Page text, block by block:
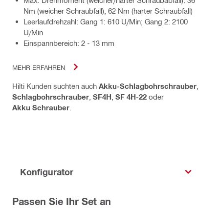
Nm (weicher Schraubfall), 62 Nm (harter Schraubfall)
Leerlaufdrehzahl: Gang 1: 610 U/Min; Gang 2: 2100
U/Min
Einspannbereich: 2 - 13 mm
MEHR ERFAHREN
Hilti Kunden suchten auch Akku-Schlagbohrschrauber
Schlagbohrschrauber SF4H SF 4H-22 oder
Akku Schrauber
Konfigurator
Passen Sie Ihr Set an